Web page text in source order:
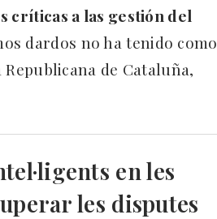
críticas a las gestión del
dardos no ha tenido como
de Cataluña,
en les
les disputes